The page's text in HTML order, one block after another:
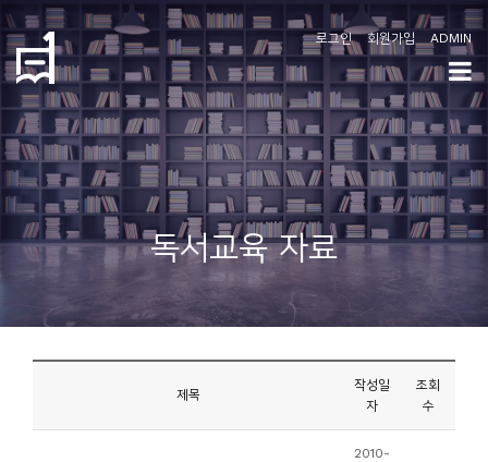
로그인 회원가입 ADMIN
독서교육 자료
제목
작성일
자
조회
수
2010-
학
도
협
소
개
지
사